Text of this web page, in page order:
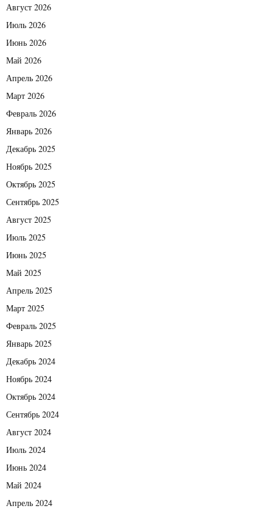
Август 2026
Июль 2026
Июнь 2026
Май 2026
Апрель 2026
Март 2026
Февраль 2026
Январь 2026
Декабрь 2025
Ноябрь 2025
Октябрь 2025
Сентябрь 2025
Август 2025
Июль 2025
Июнь 2025
Май 2025
Апрель 2025
Март 2025
Февраль 2025
Январь 2025
Декабрь 2024
Ноябрь 2024
Октябрь 2024
Сентябрь 2024
Август 2024
Июль 2024
Июнь 2024
Май 2024
Апрель 2024